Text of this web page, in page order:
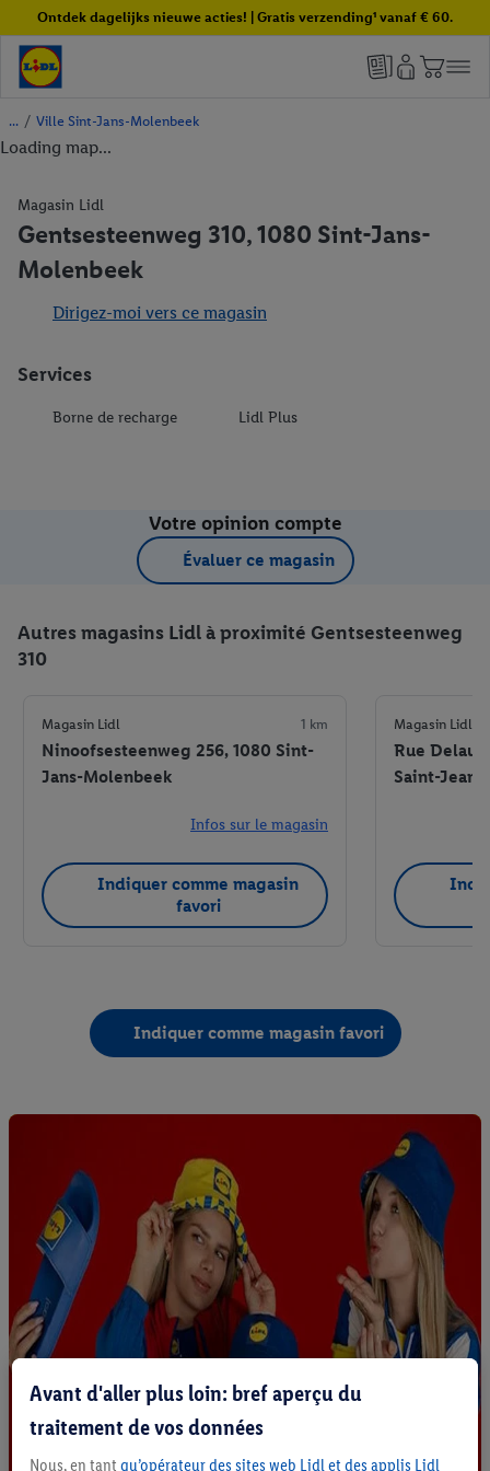
Ontdek dagelijks nieuwe acties! | Gratis verzending¹ vanaf € 60.
/ Ville Sint-Jans-Molenbeek
Loading map...
Magasin Lidl
Gentsesteenweg 310, 1080 Sint-Jans-
Molenbeek
Dirigez-moi vers ce magasin
Services
Borne de recharge Lidl Plus
Votre opinion compte
Évaluer ce magasin
Autres magasins Lidl à proximité Gentsesteenweg
310
Magasin Lidl 1 km
Ninoofsesteenweg 256, 1080 Sint-
Jans-Molenbeek
Infos sur le magasin
Indiquer comme magasin
favori
Magasin Lidl
Rue
Saint-Jean
Indiquer comme magasin favori
Avant d'aller plus loin: bref aperçu du
traitement de vos données
Nous, en tant qu’opérateur des sites web Lidl et des applis Lidl